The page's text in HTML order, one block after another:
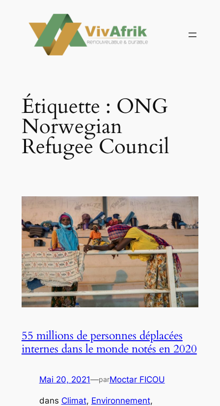
contenu
Étiquette : ONG
Norwegian
Refugee Council
55 millions de personnes déplacées
internes dans le monde notés en 2020
Mai 20, 2021—parMoctar FICOU
dans Climat, Environnement